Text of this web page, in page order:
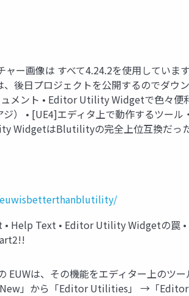
ー画像は すべて4.24.2を使用していま
後日プロジェクトを公開するのでダウ
メント • Editor Utility Widgetで色々便
） • [UE4]エディタ上で動作するツール
WidgetはBlutilityの完全上位互換だっ
Help Text • Editor Utility Widgetの罠 •
は、その機能をエディター上のツー
New」から「Editor Utilities」 →「